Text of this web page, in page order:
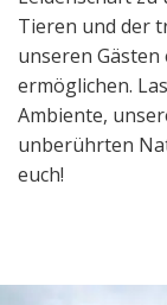
Tieren und der
unseren
ermöglichen.
Ambiente,
unberührten
euch!